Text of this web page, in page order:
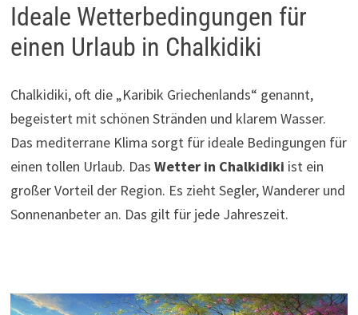
Ideale Wetterbedingungen für
einen Urlaub in Chalkidiki
Chalkidiki, oft die „Karibik Griechenlands“ genannt,
begeistert mit schönen Stränden und klarem Wasser.
Das mediterrane Klima sorgt für ideale Bedingungen für
einen tollen Urlaub. Das Wetter in Chalkidiki ist ein
großer Vorteil der Region. Es zieht Segler, Wanderer und
Sonnenanbeter an. Das gilt für jede Jahreszeit.